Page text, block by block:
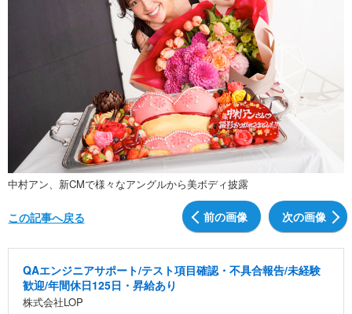
中村アン、新CMで様々なアングルから美ボディ披露
前の画像 次の画像
この記事へ戻る
QAエンジニアサポート/テスト項目確認・不具合報告/未経験
歓迎/年間休日125日・昇給あり
株式会社LOP